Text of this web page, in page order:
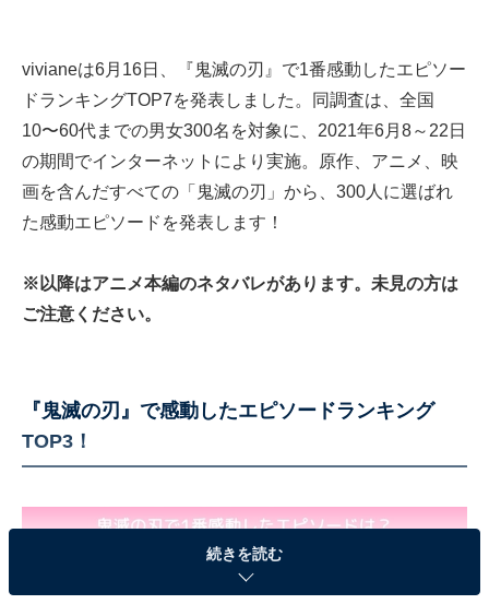
vivianeは6月16日、『鬼滅の刃』で1番感動したエピソー
ドランキングTOP7を発表しました。同調査は、全国
10〜60代までの男女300名を対象に、2021年6月8～22日
の期間でインターネットにより実施。原作、アニメ、映
画を含んだすべての「鬼滅の刃」から、300人に選ばれ
た感動エピソードを発表します！
※以降はアニメ本編のネタバレがあります。未見の方は
ご注意ください。
『鬼滅の刃』で感動したエピソードランキング
TOP3！
続きを読む